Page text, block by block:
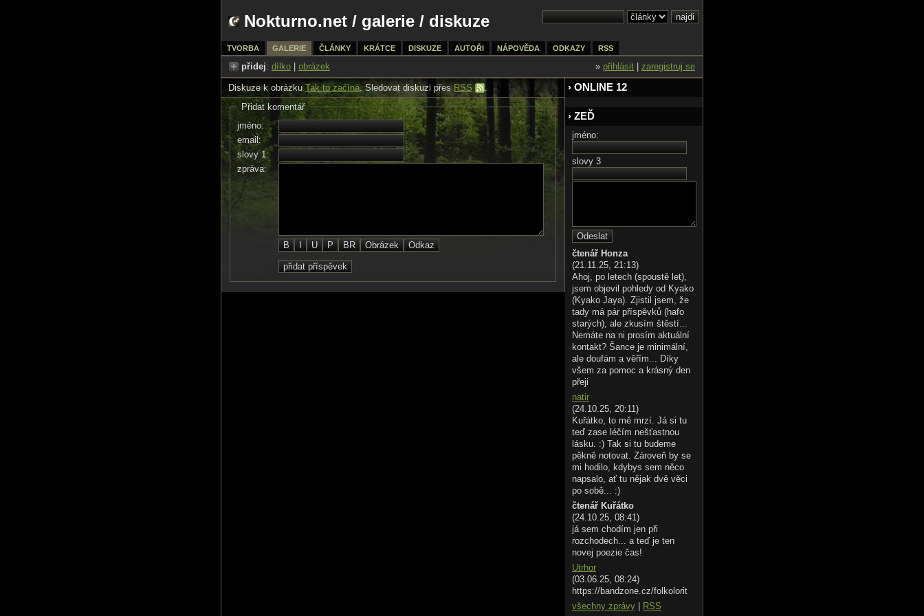
Nokturno.net / galerie / diskuze
TVORBA GALERIE ČLÁNKY KRÁTCE DISKUZE AUTOŘI NÁPOVĚDA ODKAZY RSS
přidej: dílko obrázek » přihlásit zaregistruj se
Diskuze k obrázku Tak to začíná. Sledovat diskuzi přesRSS
.
Přidat komentář
jméno:
email:
slovy 1:
zpráva:
› ONLINE 12
› ZEĎ
jméno:
slovy 3
čtenář Honza
(21.11.25, 21:13)
Ahoj, po letech (spoustě let),
jsem objevil pohledy od Kyako
(Kyako Jaya). Zjistil jsem, že
tady má pár příspěvků (hafo
starých), ale zkusím štěstí...
Nemáte na ni prosím aktuální
kontakt? Šance je minimální,
ale doufám a věřím... Díky
všem za pomoc a krásný den
přeji
natir
(24.10.25, 20:11)
Kuřátko, to mě mrzí. Já si tu
teď zase léčím nešťastnou
lásku. :) Tak si tu budeme
pěkně notovat. Zároveň by se
mi hodilo, kdybys sem něco
napsalo, ať tu nějak dvě věci
po sobě... :)
čtenář Kuřátko
(24.10.25, 08:41)
já sem chodím jen při
rozchodech... a teď je ten
novej poezie čas!
Utrhor
(03.06.25, 08:24)
https://bandzone.cz/folkolorit
všechny zprávy
RSS